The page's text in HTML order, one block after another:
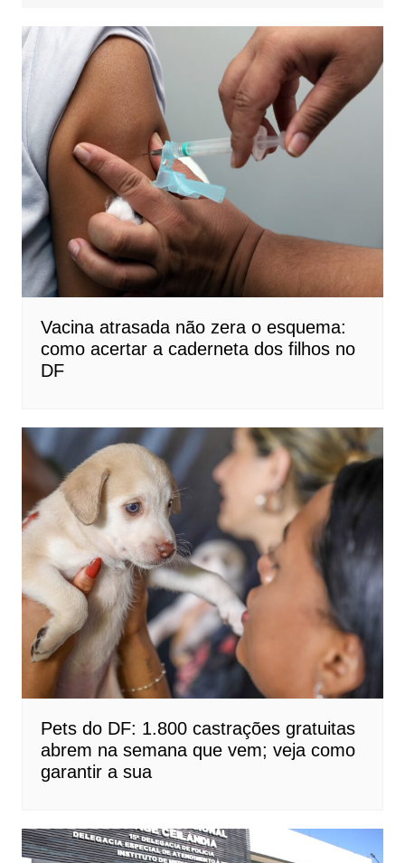
Vacina atrasada não zera o esquema:
como acertar a caderneta dos filhos no
DF
Pets do DF: 1.800 castrações gratuitas
abrem na semana que vem; veja como
garantir a sua